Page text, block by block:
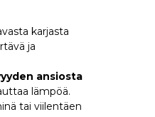
karjasta
ja
ansiosta
lämpöä.
tai viilentäen